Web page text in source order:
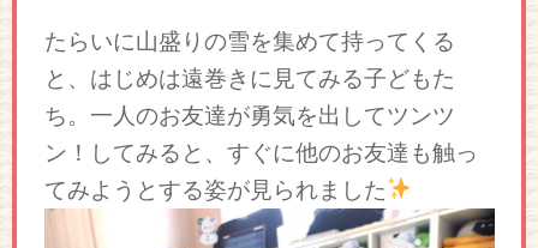
たらいに山盛りの雪を集めて持ってくる
と、はじめは遠巻きに見てみる子どもた
ち。一人のお友達が勇気を出してツンツ
ン！してみると、すぐに他のお友達も触っ
てみようとする姿が見られました